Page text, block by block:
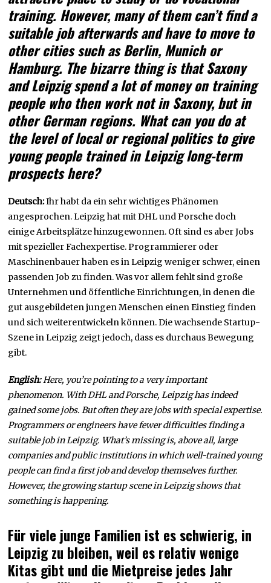
training. However, many of them can’t find a
suitable job afterwards and have to move to
other cities such as Berlin, Munich or
Hamburg. The bizarre thing is that Saxony
and Leipzig spend a lot of money on training
people who then work not in Saxony, but in
other German regions. What can you do at
the level of local or regional politics to give
young people trained in Leipzig long-term
prospects here?
Deutsch:Ihr habt da ein sehr wichtiges Phänomen
angesprochen. Leipzig hat mit DHL und Porsche doch
einige Arbeitsplätze hinzugewonnen. Oft sind es aber Jobs
mit spezieller Fachexpertise. Programmierer oder
Maschinenbauer haben es in Leipzig weniger schwer, einen
passenden Job zu finden. Was vor allem fehlt sind große
Unternehmen und öffentliche Einrichtungen, in denen die
gut ausgebildeten jungen Menschen einen Einstieg finden
und sich weiterentwickeln können. Die wachsende Startup-
Szene in Leipzig zeigt jedoch, dass es durchaus Bewegung
gibt.
English: Here, you’re pointing to a very important
phenomenon. With DHL and Porsche, Leipzig has indeed
gained some jobs. But often they are jobs with special expertise.
Programmers or engineers have fewer difficulties finding a
suitable job in Leipzig. What’s missing is, above all, large
companies and public institutions in which well-trained young
people can find a first job and develop themselves further.
However, the growing startup scene in Leipzig shows that
something is happening.
Für viele junge Familien ist es schwierig, in
Leipzig zu bleiben, weil es relativ wenige
Kitas gibt und die Mietpreise jedes Jahr